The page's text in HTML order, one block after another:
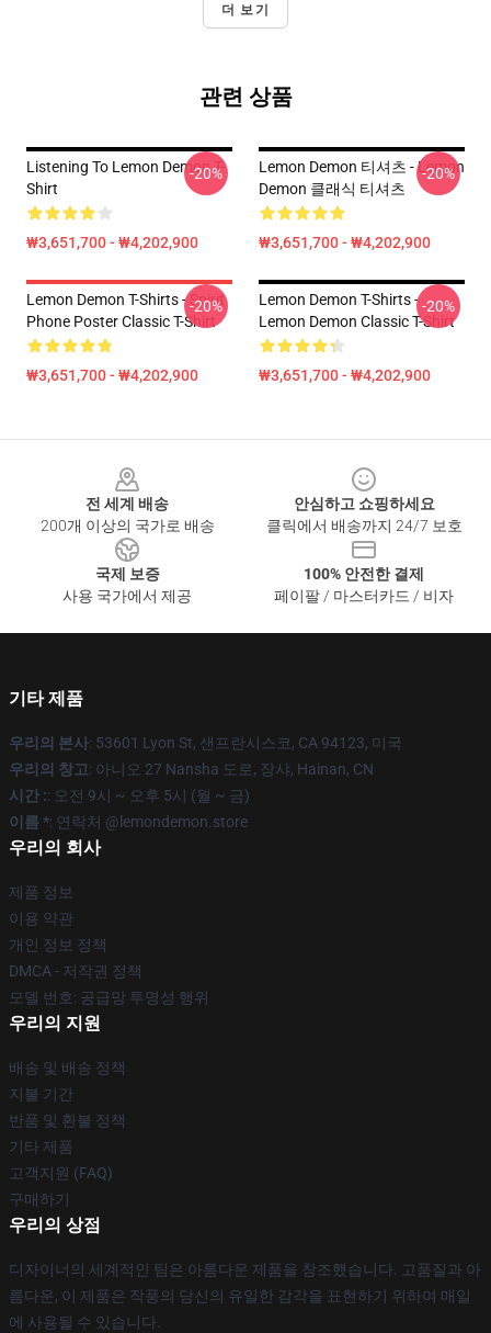
더 보기
관련 상품
Listening To Lemon Demon T-
Shirt
₩3,651,700 - ₩4,202,900
-20%
Lemon Demon 티셔츠 - Lemon
Demon 클래식 티셔츠
₩3,651,700 - ₩4,202,900
-20%
Lemon Demon T-Shirts - Spirit
Phone Poster Classic T-Shirt
₩3,651,700 - ₩4,202,900
-20%
Lemon Demon T-Shirts -
Lemon Demon Classic T-Shirt
₩3,651,700 - ₩4,202,900
-20%
전 세계 배송
200개 이상의 국가로 배송
안심하고 쇼핑하세요
클릭에서 배송까지 24/7 보호
국제 보증
사용 국가에서 제공
100% 안전한 결제
페이팔 / 마스터카드 / 비자
기타 제품
우리의 본사: 53601 Lyon St, 샌프란시스코, CA 94123, 미국
우리의 창고: 아니오 27 Nansha 도로, 장샤, Hainan, CN
시간 :: 오전 9시 ~ 오후 5시 (월 ~ 금)
이름 *: 연락처 @lemondemon.store
우리의 회사
제품 정보
이용 약관
개인 정보 정책
DMCA - 저작권 정책
모델 번호: 공급망 투명성 행위
우리의 지원
배송 및 배송 정책
지불 기간
반품 및 환불 정책
기타 제품
고객지원 (FAQ)
구매하기
우리의 상점
디자이너의 세계적인 팀은 아름다운 제품을 창조했습니다. 고품질과 아
름다운, 이 제품은 작풍의 당신의 유일한 감각을 표현하기 위하여 매일
에 사용될 수 있습니다.